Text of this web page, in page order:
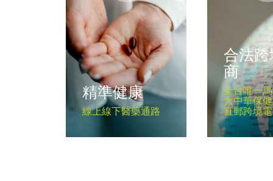
精準健康
線上線下醫藥通路
合法
商
全台唯一
大中華保
直郵跨境